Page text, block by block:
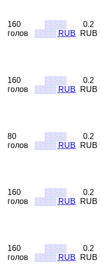
160
голов
░░░░
░░░░ RUB
0.2
RUB
160
голов
░░░░
░░░░ RUB
0.2
RUB
80
голов
░░░░
░░░░ RUB
0.2
RUB
160
голов
░░░░
░░░░ RUB
0.2
RUB
160
голов
░░░░
░░░░ RUB
0.2
RUB